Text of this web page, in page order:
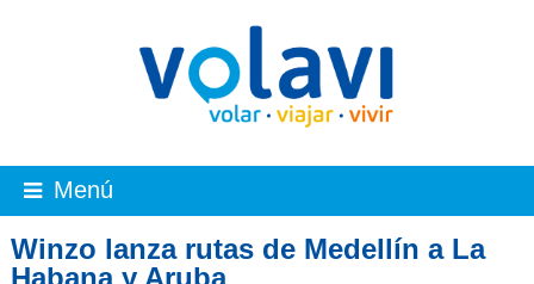
Menú
Winzo lanza rutas de Medellín a La
Habana y Aruba